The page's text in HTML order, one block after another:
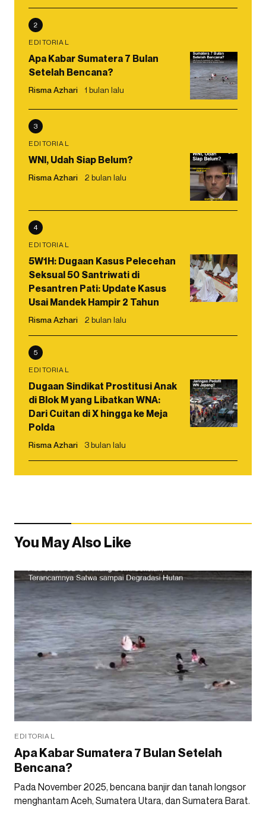
2
EDITORIAL
Apa Kabar Sumatera 7 Bulan
Setelah Bencana?
Risma Azhari 1 bulan lalu
3
EDITORIAL
WNI, Udah Siap Belum?
Risma Azhari 2 bulan lalu
4
EDITORIAL
5W1H: Dugaan Kasus Pelecehan
Seksual 50 Santriwati di
Pesantren Pati: Update Kasus
Usai Mandek Hampir 2 Tahun
Risma Azhari 2 bulan lalu
5
EDITORIAL
Dugaan Sindikat Prostitusi Anak
di Blok M yang Libatkan WNA:
Dari Cuitan di X hingga ke Meja
Polda
Risma Azhari 3 bulan lalu
You May Also Like
EDITORIAL
Apa Kabar Sumatera 7 Bulan Setelah
Bencana?
Pada November 2025, bencana banjir dan tanah longsor
menghantam Aceh, Sumatera Utara, dan Sumatera Barat.